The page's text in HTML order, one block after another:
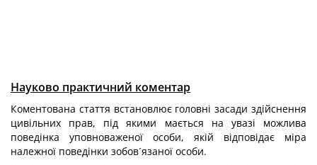
Науково практичний коментар
Коментована стаття встановлює головні засади здійснення
цивільних прав, під якими мається на увазі можлива
поведінка уповноваженої особи, якій відповідає міра
належної поведінки зобов´язаної особи.